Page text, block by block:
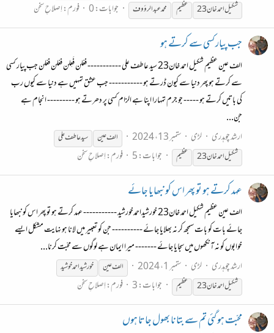
شکیل احمد خان23
عظیم محمد عبدالرؤوف جوابات: 0 فورم:اِصلاحِ سخن
جب پیار کسی سے کرتے ہو
الف عین عظیم شکیل احمد خان23 سید عاطف علی ----------- فعْلن فَعِلن فعْلن فعْلن جب پیار کسی
سے کرتے ہو پھر دنیا سے کیون ڈرتے ہو ----------- جب عشق تمہیں ہے دنیا سے کیوں رب
کی باتیں کرتے ہو ----- جو جرم تمہارا اپنا ہے الزام کسی پر دھرتے ہو --------- انجام ہے
جن...
ارشد چوہدری
لڑی ستمبر 13، 2024 الف عین
سید عاطف علی
شکیل احمد خان23
عظیم جوابات: 5 فورم:اِصلاحِ سخن
عہد کرتے ہو تو پھر اس کو نبھایا جائے
الف عین عظیم شکیل احمد خان23 خورشیداحمدخورشید ----------- عہد کرتے ہو تو پھر اس کو نبھایا
جائے بات کو بات سمجھ کر نہ بھلایا جائے ---------- جن کو تعبیر میں لانا ہو نہایت مشکل ایسے
خوابوں کو نہ آنکھوں میں سجایا جائے ------- میرا ایمان ہے لوگوں سے محبّت کرنا...
ارشد چوہدری
لڑی ستمبر 1، 2024 الف عین
خورشید احمد خوشید
شکیل احمد خان23
عظیم جوابات: 3 فورم:اِصلاحِ سخن
محبّت ہو گئی تم سے بتانا بھول جاتا ہوں